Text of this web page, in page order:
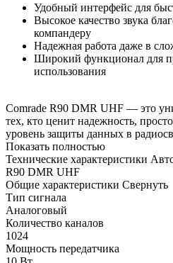
Удобный интерфейс для
Высокое качество звука
компандеру
Надежная работа даже в
Широкий функционал для
использования
Comrade R90 DMR UHF — это
тех, кто ценит надежность,
уровень защиты данных в
Показать полностью
Технические характеристики
R90 DMR UHF
Общие характеристики Свернуть
Тип сигнала
Аналоговый
Количество каналов
1024
Мощность передатчика